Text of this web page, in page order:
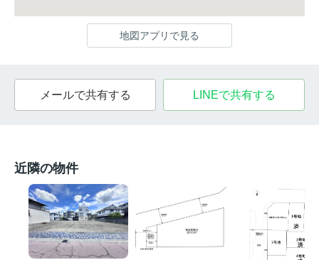
地図アプリで見る
メールで共有する LINEで共有する
近隣の物件